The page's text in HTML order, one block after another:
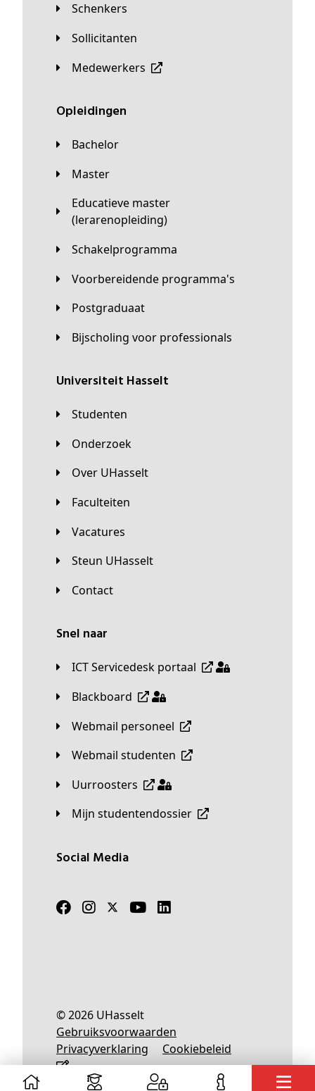
Schenkers
Sollicitanten
Medewerkers
Opleidingen
Bachelor
Master
Educatieve master
(lerarenopleiding)
Schakelprogramma
Voorbereidende programma's
Postgraduaat
Bijscholing voor professionals
universiteit Hasselt
Studenten
Onderzoek
Over UHasselt
Faculteiten
Vacatures
Steun UHasselt
Contact
Snel naar
ICT Servicedesk portaal
Blackboard
Webmail personeel
Webmail studenten
Uurroosters
Mijn studentendossier
Social Media
© 2026 UHasselt
Gebruiksvoorwaarden
Privacyverklaring
Cookiebeleid